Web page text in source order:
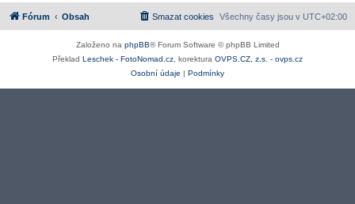
Fórum Obsah Všechny časy jsou v UTC+02:00
Smazat cookies
Založeno na phpBB® Forum Software © phpBB Limited
Překlad Leschek - FotoNomad.cz , korektura OVPS.CZ, z.s. - ovps.cz
Osobní údaje | Podmínky